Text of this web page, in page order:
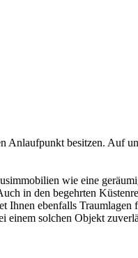
Anlaufpunkt besitzen. Auf
wie eine
in den begehrten
ebenfalls Traumlagen
einem solchen Objekt